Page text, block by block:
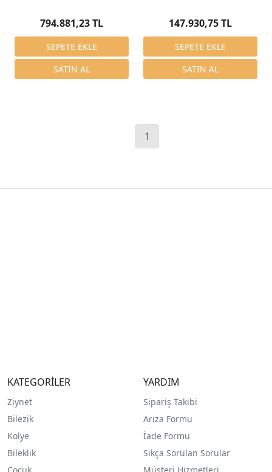
794.881,23 TL 147.930,75 TL
1
KATEGORİLER
Ziynet
Bilezik
Kolye
Bileklik
YARDIM
Sipariş Takibi
Arıza Formu
İade Formu
Sıkça Sorulan Sorular